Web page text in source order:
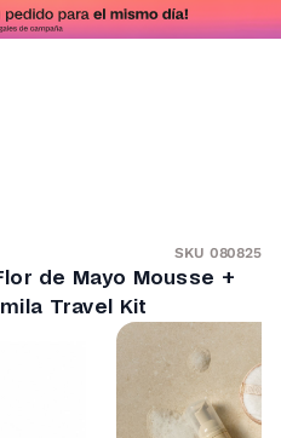
SKU 080825
de Mayo Mousse +
Travel Kit